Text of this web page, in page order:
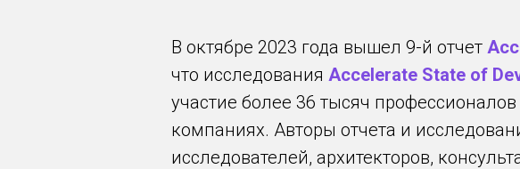
В октябре 2023 года вышел 9-й отчет
что исследования Accelerate State of
участие более 36 тысяч
компаниях. Авторы отчета и
исследователей, архитекторов,